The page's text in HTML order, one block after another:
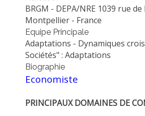
METHODS AND TOOLS
SOFTWARE
PUBLICATIONS SUR HAL
THESES
BRGM - DEPA/NRE 1039 rue
Montpellier - France
Equipe Principale
Adaptations - Dynamiques
Sociétés" : Adaptations
Biographie
Economiste
PRINCIPAUX DOMAINES DE